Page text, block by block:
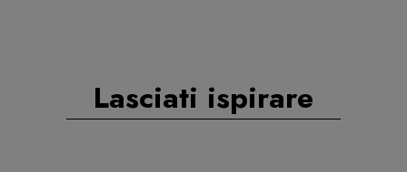
Lasciati ispirare